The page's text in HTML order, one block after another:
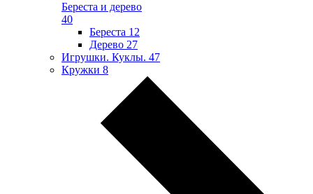
Береста и дерево
40
Береста 12
Дерево 27
Игрушки. Куклы. 47
Кружки 8